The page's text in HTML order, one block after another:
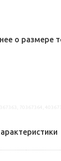
о размере